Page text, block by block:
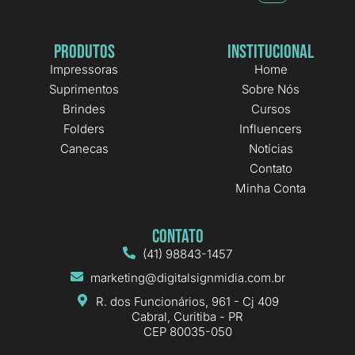
Produtos
Impressoras
Suprimentos
Brindes
Folders
Canecas
Institucional
Home
Sobre Nós
Cursos
Influencers
Notícias
Contato
Minha Conta
Contato
(41) 98843-1457
marketing@digitalsignmidia.com.br
R. dos Funcionários, 961 - Cj 409
Cabral, Curitiba - PR
CEP 80035-050